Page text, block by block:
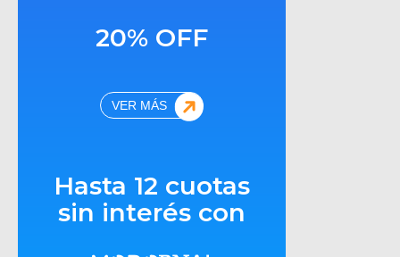
20% OFF
VER MÁS
Hasta 12 cuotas
sin interés con